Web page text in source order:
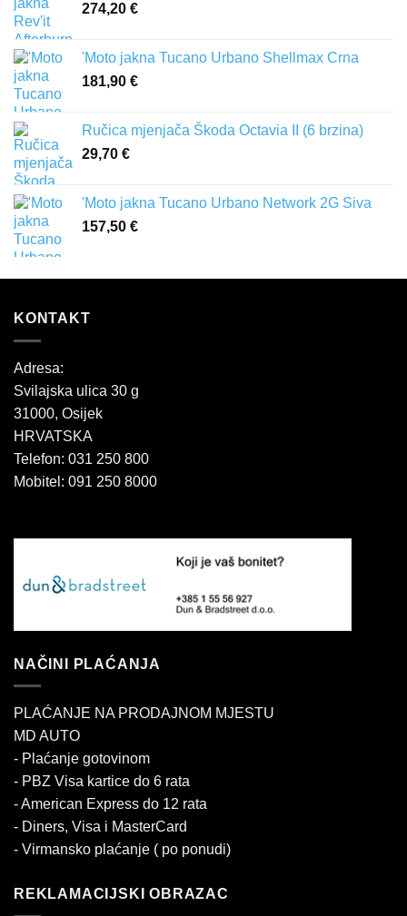
274,20 €
'Moto jakna Tucano Urbano Shellmax Crna
181,90 €
Ručica mjenjača Škoda Octavia II (6 brzina)
29,70 €
'Moto jakna Tucano Urbano Network 2G Siva
157,50 €
KONTAKT
Adresa:
Svilajska ulica 30 g
31000, Osijek
HRVATSKA
Telefon: 031 250 800
Mobitel: 091 250 8000
NAČINI PLAĆANJA
PLAĆANJE NA PRODAJNOM MJESTU
MD AUTO
- Plaćanje gotovinom
- PBZ Visa kartice do 6 rata
- American Express do 12 rata
- Diners, Visa i MasterCard
- Virmansko plaćanje ( po ponudi)
REKLAMACIJSKI OBRAZAC